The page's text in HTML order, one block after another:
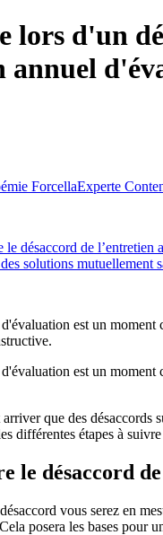
lors d'un
annuel
ForcellaExperte
le désaccord de l’entretien
solutions mutuellement
est un moment
est un moment
que des désaccords
différentes étapes à
le désaccord
vous serez en
posera les bases pour